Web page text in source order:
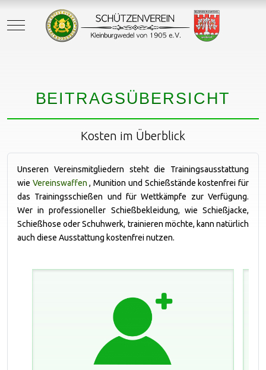
Mobile Menu Toggle
BEITRAGSÜBERSICHT
Kosten im Überblick
Unseren Vereinsmitgliedern steht die Trainingsausstattung
wie Vereinswaffen , Munition und Schießstände kostenfrei für
das Trainingsschießen und für Wettkämpfe zur Verfügung.
Wer in professioneller Schießbekleidung, wie Schießjacke,
Schießhose oder Schuhwerk, trainieren möchte, kann natürlich
auch diese Ausstattung kostenfrei nutzen.